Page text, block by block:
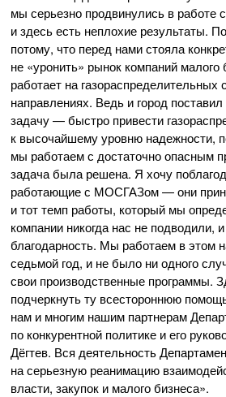
мы серьезно продвинулись в работе
и здесь есть неплохие результаты.
потому, что перед нами стояла
не «уронить» рынок компаний малого
работает на
направлениях. Ведь и город
задачу — быстро привести
к высочайшему уровню надежности,
мы работаем с достаточно опасным
задача была решена. Я хочу
работающие с МОСГАЗом — они
и тот темп работы, который мы
компании никогда нас не подводили,
благодарность. Мы работаем в этом
седьмой год, и не было ни одного
свои производственные программы.
подчеркнуть ту всестороннюю
нам и многим нашим партнерам
по конкурентной политике и его
Дёгтев. Вся деятельность
на серьезную реанимацию
власти, закупок и малого бизнеса».